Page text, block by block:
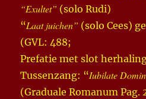
“Exultet” (solo Rudi)
“Laat juichen” (solo Cees)
(GVL: 488;
Prefatie met slot
Tussenzang: “Iubilate
(Graduale Romanum Pag.